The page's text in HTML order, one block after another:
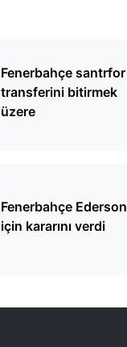
Fenerbahçe santrfor
transferini bitirmek
üzere
Fenerbahçe Ederson
için kararını verdi